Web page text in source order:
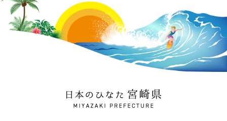
日本のひなた 宮崎県
MIYAZAKI PREFECTURE